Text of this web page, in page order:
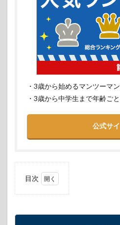
・3歳から始めるマンツーマ
・3歳から中学生まで年齢ご
公式サ
目次